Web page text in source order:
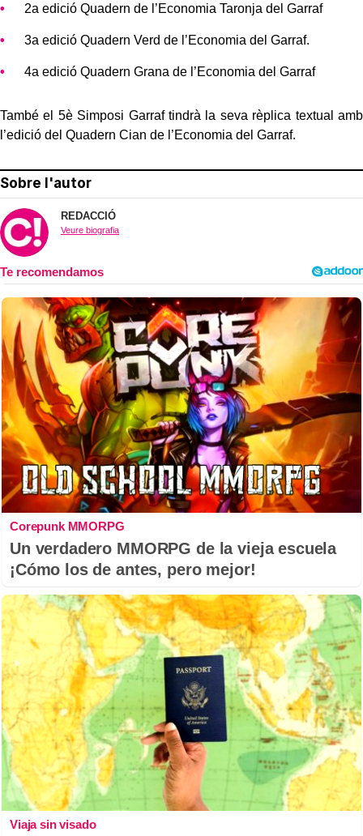
2a edició Quadern de l’Economia Taronja del Garraf
3a edició Quadern Verd de l’Economia del Garraf.
4a edició Quadern Grana de l’Economia del Garraf
També el 5è Simposi Garraf tindrà la seva rèplica textual amb
l’edició del Quadern Cian de l’Economia del Garraf.
Sobre l'autor
REDACCIÓ
Veure biografia
Corepunk MMORPG
Un verdadero MMORPG de la vieja escuela
¡Cómo los de antes, pero mejor!
Viaja sin visado